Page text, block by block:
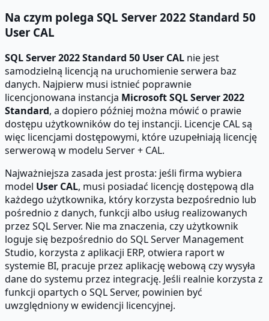
Na czym polega SQL Server 2022 Standard 50
User CAL
SQL Server 2022 Standard 50 User CAL nie jest
samodzielną licencją na uruchomienie serwera baz
danych. Najpierw musi istnieć poprawnie
licencjonowana instancja Microsoft SQL Server 2022
Standard, a dopiero później można mówić o prawie
dostępu użytkowników do tej instancji. Licencje CAL są
więc licencjami dostępowymi, które uzupełniają licencję
serwerową w modelu Server + CAL.
Najważniejsza zasada jest prosta: jeśli firma wybiera
model User CAL, musi posiadać licencję dostępową dla
każdego użytkownika, który korzysta bezpośrednio lub
pośrednio z danych, funkcji albo usług realizowanych
przez SQL Server. Nie ma znaczenia, czy użytkownik
loguje się bezpośrednio do SQL Server Management
Studio, korzysta z aplikacji ERP, otwiera raport w
systemie BI, pracuje przez aplikację webową czy wysyła
dane do systemu przez integrację. Jeśli realnie korzysta z
funkcji opartych o SQL Server, powinien być
uwzględniony w ewidencji licencyjnej.